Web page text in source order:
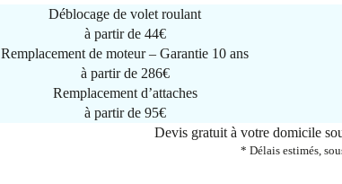
Déblocage de volet roulant
à partir de 44€
Remplacement de moteur – Garantie 10 ans
à partir de 286€
Remplacement d’attaches
à partir de 95€
Devis gratuit à votre domicile
* Délais estimés,